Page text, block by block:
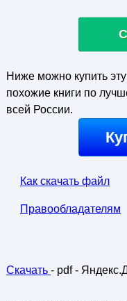
Ниже можно купить
похожие книги по
всей России.
Как скачать файл
Правообладателям
Скачать - pdf -